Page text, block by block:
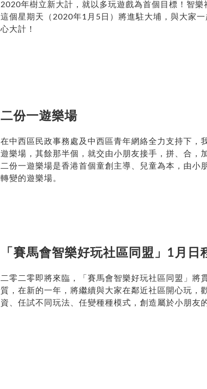
2020年樹立新大計，就以多玩遊戲為首個目標！智樂
這個星期天（2020年1月5日）將進駐大埔，與大家一
心大計！
二份一遊樂場
在中西區民政事務處及中西區青年網絡全力支持下，
遊樂場，其餘那半個，就交由小朋友接手，拼、合，
二份一遊樂場是香港首個童創主導、兒童為本，由小
轉變的遊樂場。
「賽馬會智樂好玩社區同盟」1月日
二零二零即將來臨，「賽馬會智樂好玩社區同盟」將
質，在新的一年，將繼續與大家在鄰近社區開心玩，
資、任試不同玩法、任變種種模式，創造屬於小朋友